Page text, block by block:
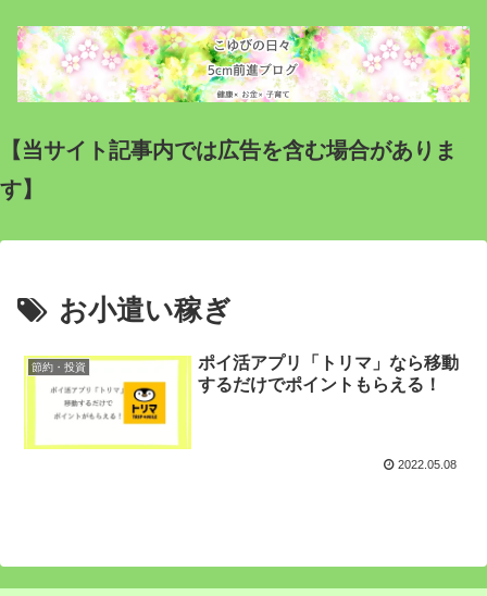
【当サイト記事内では広告を含む場合がありま
す】
お小遣い稼ぎ
節約・投資
ポイ活アプリ「トリマ」なら移動
するだけでポイントもらえる！
2022.05.08